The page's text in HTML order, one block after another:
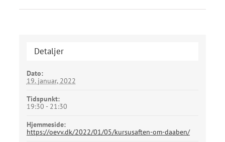
Detaljer
Dato:
19. januar, 2022
Tidspunkt:
19:30 - 21:30
Hjemmeside:
https://oevv.dk/2022/01/05/kursusaften-om-daaben/